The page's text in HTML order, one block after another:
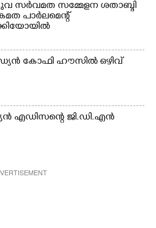
സർവമത സമ്മേളന ശതാബ്ദി
പാർലമെന്റ്
കോഫി ഹൗസിൽ ഒഴിവ്
എഡിസന്റെ ജി.ഡി.എൻ